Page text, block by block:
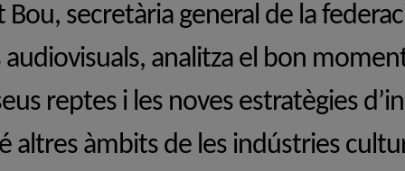
secretària general de la
analitza el bon
reptes i les noves estratègies
altres àmbits de les indústries